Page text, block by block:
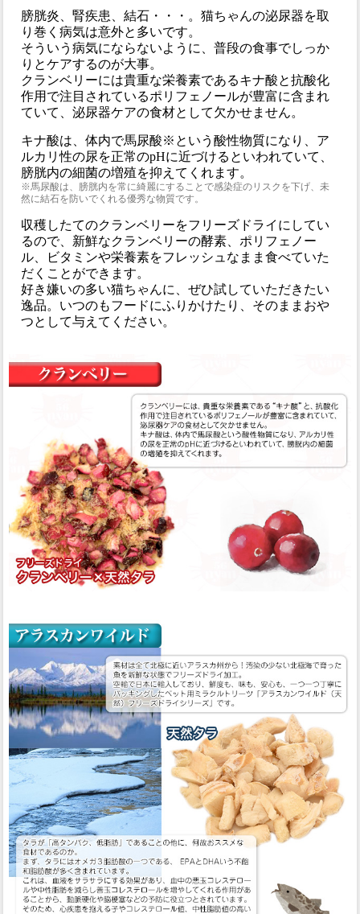
膀胱炎、腎疾患、結石・・・。猫ちゃんの泌尿器を取
り巻く病気は意外と多いです。
そういう病気にならないように、普段の食事でしっか
りとケアするのが大事。
クランベリーには貴重な栄養素であるキナ酸と抗酸化
作用で注目されているポリフェノールが豊富に含まれ
ていて、泌尿器ケアの食材として欠かせません。
キナ酸は、体内で馬尿酸※という酸性物質になり、ア
ルカリ性の尿を正常のpHに近づけるといわれていて、
膀胱内の細菌の増殖を抑えてくれます。
※馬尿酸は、膀胱内を常に綺麗にすることで感染症のリスクを下げ、未
然に結石を防いでくれる優秀な物質です。
収穫したてのクランベリーをフリーズドライにしてい
るので、新鮮なクランベリーの酵素、ポリフェノー
ル、ビタミンや栄養素をフレッシュなまま食べていた
だくことができます。
好き嫌いの多い猫ちゃんに、ぜひ試していただきたい
逸品。いつのもフードにふりかけたり、そのままおや
つとして与えてください。